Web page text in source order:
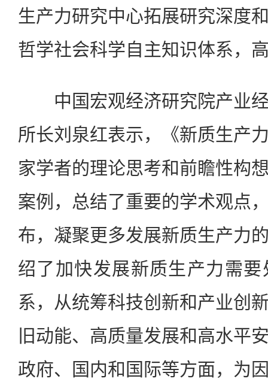
生产力研究中心拓展研究深度
哲学社会科学自主知识体系，
中国宏观经济研究院产业经
所长刘泉红表示，《新质生产
家学者的理论思考和前瞻性构
案例，总结了重要的学术观点
布，凝聚更多发展新质生产力
绍了加快发展新质生产力需
系，从统筹科技创新和产业创
旧动能、高质量发展和高水平
政府、国内和国际等方面，为